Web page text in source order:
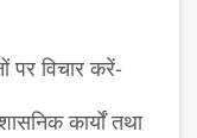
पर विचार करें-
कार्यों तथा